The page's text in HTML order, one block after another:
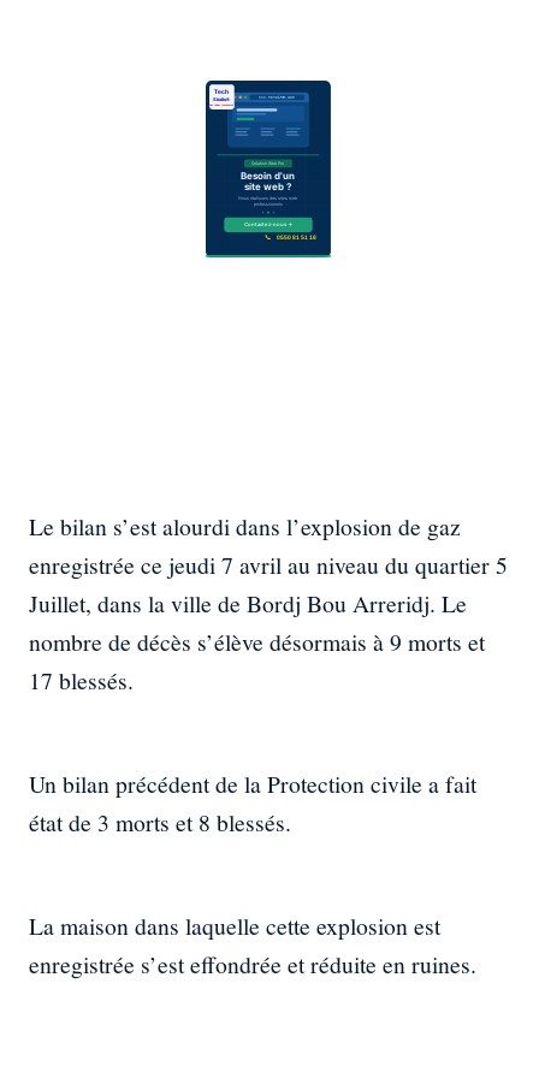
Le bilan s’est alourdi dans l’explosion de gaz
enregistrée ce jeudi 7 avril au niveau du quartier 5
Juillet, dans la ville de Bordj Bou Arreridj. Le
nombre de décès s’élève désormais à 9 morts et
17 blessés.
Un bilan précédent de la Protection civile a fait
état de 3 morts et 8 blessés.
La maison dans laquelle cette explosion est
enregistrée s’est effondrée et réduite en ruines.